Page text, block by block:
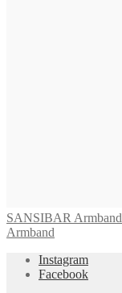
SANSIBAR Armband
Armband
Instagram
Facebook